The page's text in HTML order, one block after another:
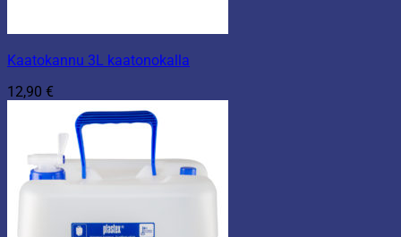
Kaatokannu 3L kaatonokalla
12,90 €